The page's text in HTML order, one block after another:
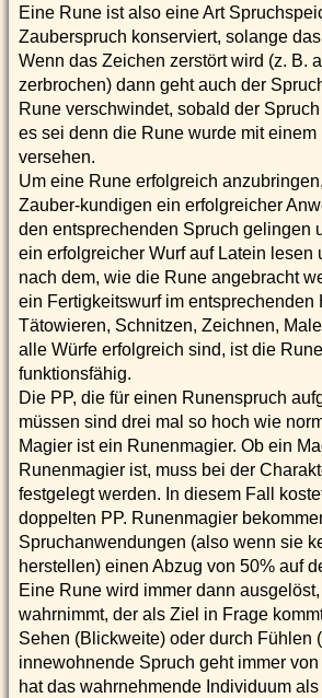
Eine Rune ist also eine Art
Zauberspruch konserviert, solange
Wenn das Zeichen zerstört wird (z. B.
zerbrochen) dann geht auch der
Rune verschwindet, sobald der
es sei denn die Rune wurde mit
versehen.
Um eine Rune erfolgreich
Zauber-kundigen ein erfolgreicher
den entsprechenden Spruch gelingen
ein erfolgreicher Wurf auf Latein lesen
nach dem, wie die Rune angebracht
ein Fertigkeitswurf im entsprechenden
Tätowieren, Schnitzen, Zeichnen,
alle Würfe erfolgreich sind, ist die
funktionsfähig.
Die PP, die für einen Runenspruch
müssen sind drei mal so hoch wie
Magier ist ein Runenmagier. Ob ein
Runenmagier ist, muss bei der
festgelegt werden. In diesem Fall
doppelten PP. Runenmagier
Spruchanwendungen (also wenn sie
herstellen) einen Abzug von 50% auf
Eine Rune wird immer dann
wahrnimmt, der als Ziel in Frage
Sehen (Blickweite) oder durch Fühlen
innewohnende Spruch geht immer
hat das wahrnehmende Individuum